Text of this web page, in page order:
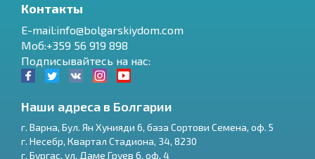
Контакты
E-mail:info@bolgarskiydom.com
Моб:+359 56 919 898
Подписывайтесь на нас:
Наши адреса в Болгарии
г. Варна, Бул. Ян Хунияди 6, база Сортови Семена, оф. 5
г. Несебр, Квартал Стадиона, 34, 8230
г. Бургас, ул. Даме Груев 6, оф. 4